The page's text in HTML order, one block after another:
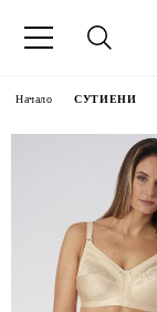
Начало СУТИЕНИ